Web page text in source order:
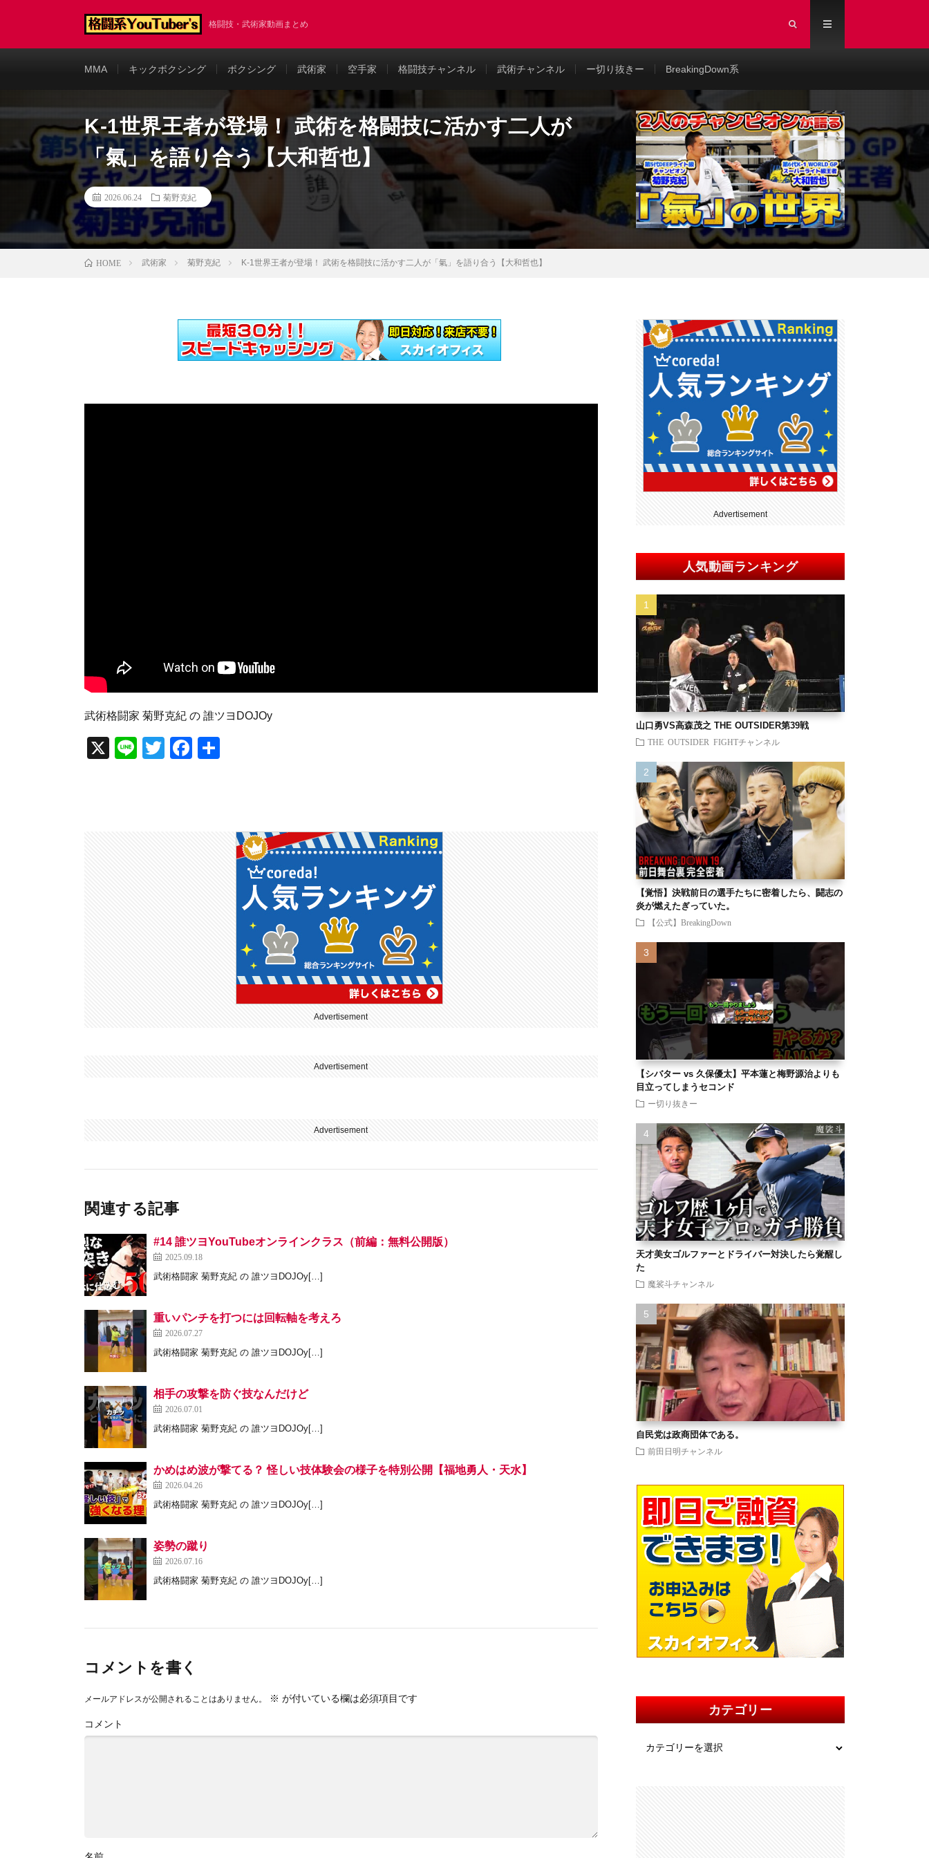
格闘技・武術家動画まとめ
MMA キックボクシング ボクシング 武術家 空手家 格闘技チャンネル 武術チャンネル ー切り抜きー BreakingDown系
K-1世界王者が登場！ 武術を格闘技に活かす二人が
「氣」を語り合う【大和哲也】
2026.06.24 菊野克紀
HOME 武術家 菊野克紀 K-1世界王者が登場！ 武術を格闘技に活かす二人が「氣」を語り合う【大和哲也】
武術格闘家 菊野克紀 の 誰ツヨDOJOy
X
Li
T
F
Advertisement
Advertisement
Advertisement
関連する記事
#14 誰ツヨYouTubeオンラインクラス（前編：無料公開版）
2025.09.18
武術格闘家 菊野克紀 の 誰ツヨDOJOy[…]
重いパンチを打つには回転軸を考えろ
2026.07.27
武術格闘家 菊野克紀 の 誰ツヨDOJOy[…]
相手の攻撃を防ぐ技なんだけど
2026.07.01
武術格闘家 菊野克紀 の 誰ツヨDOJOy[…]
かめはめ波が撃てる？ 怪しい技体験会の様子を特別公開【福地勇人・天水】
2026.04.26
武術格闘家 菊野克紀 の 誰ツヨDOJOy[…]
姿勢の蹴り
2026.07.16
武術格闘家 菊野克紀 の 誰ツヨDOJOy[…]
コメントを書く
メールアドレスが公開されることはありません。 ※ が付いている欄は必須項目です
コメント
Advertisement
人気動画ランキング
山口勇VS高森茂之 THE OUTSIDER第39戦
THE OUTSIDER FIGHTチャンネル
【覚悟】決戦前日の選手たちに密着したら、闘志の
炎が燃えたぎっていた。
【公式】BreakingDown
【シバター vs 久保優太】平本蓮と梅野源治よりも
目立ってしまうセコンド
ー切り抜きー
天才美女ゴルファーとドライバー対決したら覚醒し
た
魔裟斗チャンネル
自民党は政商団体である。
前田日明チャンネル
カテゴリー